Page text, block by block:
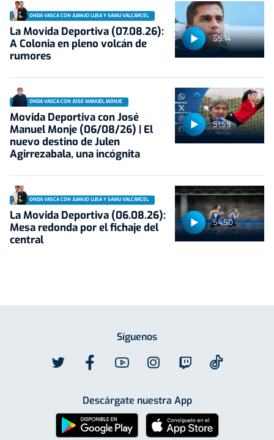
55:14
ONDA VASCA CON JUANJO LUSA Y SAMU VALCÁRCEL
La Movida Deportiva (07.08.26):
A Colonia en pleno volcán de
rumores
51:59
ONDA VASCA CON JOSÉ MANUEL MONJE
Movida Deportiva con José
Manuel Monje (06/08/26) | El
nuevo destino de Julen
Agirrezabala, una incógnita
54:50
ONDA VASCA CON JUANJO LUSA Y SAMU VALCÁRCEL
La Movida Deportiva (06.08.26):
Mesa redonda por el fichaje del
central
Síguenos
Descárgate nuestra App